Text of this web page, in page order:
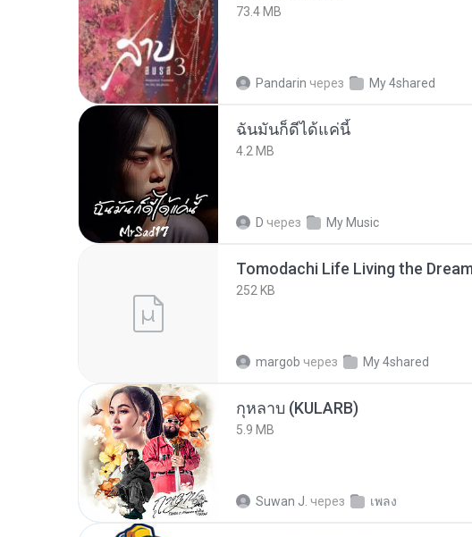
73.4 MB
Pandarin через My 4shared
ฉันมันก็ดีได้แค่นี้
4.2 MB
D через My Music
252 KB
margob через My 4shared
กุหลาบ (KULARB)
5.9 MB
Suwan J. через เพลง